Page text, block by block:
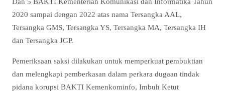
2020 sampai dengan 2022 atas nama Tersangka AAL,
Tersangka GMS, Tersangka YS, Tersangka MA, Tersangka IH
dan Tersangka JGP.
Pemeriksaan saksi dilakukan untuk memperkuat pembuktian
dan melengkapi pemberkasan dalam perkara dugaan tindak
pidana korupsi BAKTI Kemenkominfo, Imbuh Ketut